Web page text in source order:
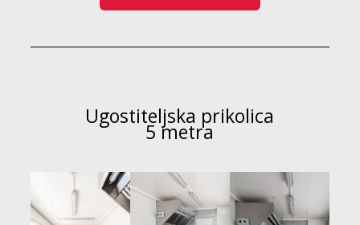
Ugostiteljska prikolica
5 metra